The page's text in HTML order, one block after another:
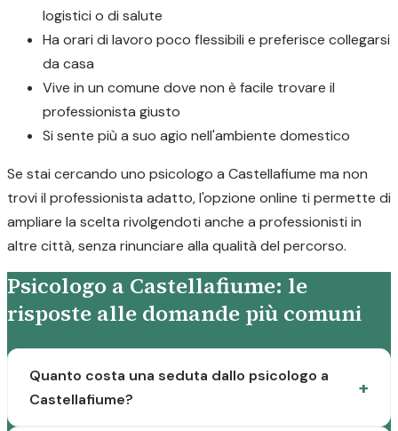
logistici o di salute
Ha orari di lavoro poco flessibili e preferisce collegarsi
da casa
Vive in un comune dove non è facile trovare il
professionista giusto
Si sente più a suo agio nell'ambiente domestico
Se stai cercando uno psicologo a Castellafiume ma non
trovi il professionista adatto, l'opzione online ti permette di
ampliare la scelta rivolgendoti anche a professionisti in
altre città, senza rinunciare alla qualità del percorso.
Psicologo a Castellafiume: le
risposte alle domande più comuni
Quanto costa una seduta dallo psicologo a
Castellafiume?